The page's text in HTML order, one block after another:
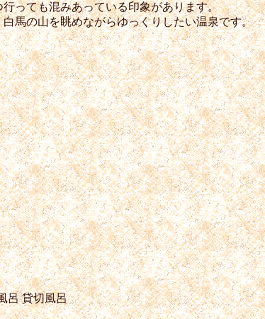
っても混みあっている印象があります。
馬の山を眺めながらゆっくりしたい温泉です。
呂貸切風呂